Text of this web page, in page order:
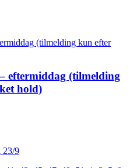
eftermiddag (tilmelding
hold)
23/9